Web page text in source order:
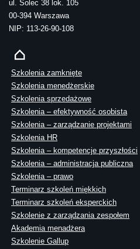
ul. Solec 38 lok. 105
00-394 Warszawa
NIP: 113-26-90-108
Szkolenia zamknięte
Szkolenia menedżerskie
Szkolenia sprzedażowe
Szkolenia – efektywność osobista
Szkolenia – zarządzanie projektami
Szkolenia HR
Szkolenia – kompetencje przyszłości
Szkolenia – administracja publiczna
Szkolenia – prawo
Terminarz szkoleń miękkich
Terminarz szkoleń eksperckich
Szkolenie z zarządzania zespołem
Akademia menadżera
Szkolenie Gallup